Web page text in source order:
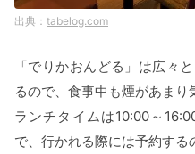
tabelog.com
「でりかおんどる」は広々
るので、食事中も煙があまり
ランチタイムは10:00～
で、行かれる際には予約す